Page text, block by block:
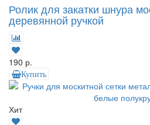
Ролик для закатки шнура
деревянной ручкой
190 р.
Купить
Хит